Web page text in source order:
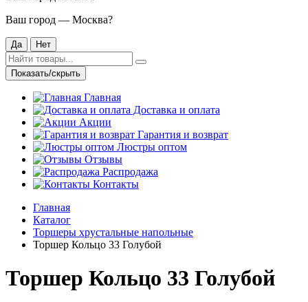
Ваш город — Москва?
Да Нет
Показать/скрыть
Главная
Доставка и оплата
Акции
Гарантия и возврат
Люстры оптом
Отзывы
Распродажа
Контакты
Главная
Каталог
Торшеры хрустальные напольные
Торшер Кольцо 33 Голубой
Торшер Кольцо 33 Голубой